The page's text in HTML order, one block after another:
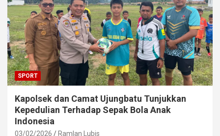
SPORT
Kapolsek dan Camat Ujungbatu Tunjukkan
Kepedulian Terhadap Sepak Bola Anak
Indonesia
03/02/2026 Ramlan Lubis